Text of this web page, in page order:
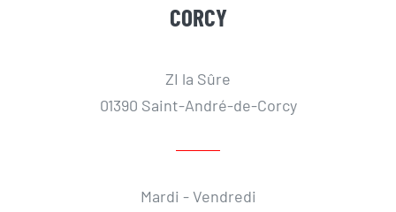
CORCY
ZI la Sûre
01390 Saint-André-de-Corcy
Mardi - Vendredi